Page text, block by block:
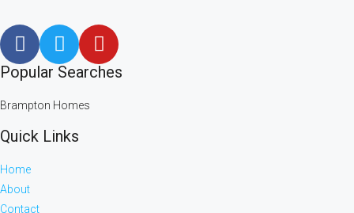
Popular Searches
Brampton Homes
Quick Links
Home
About
Contact